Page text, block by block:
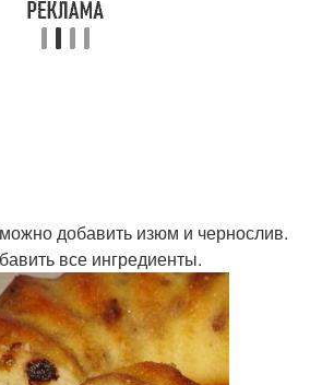
добавить изюм и чернослив.
все ингредиенты.